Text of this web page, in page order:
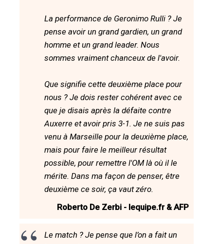
La performance de Geronimo Rulli ? Je
pense avoir un grand gardien, un grand
homme et un grand leader. Nous
sommes vraiment chanceux de l'avoir.
Que signifie cette deuxième place pour
nous ? Je dois rester cohérent avec ce
que je disais après la défaite contre
Auxerre et avoir pris 3-1. Je ne suis pas
venu à Marseille pour la deuxième place,
mais pour faire le meilleur résultat
possible, pour remettre l'OM là où il le
mérite. Dans ma façon de penser, être
deuxième ce soir, ça vaut zéro.
Roberto De Zerbi - lequipe.fr & AFP
Le match ? Je pense que l’on a fait un